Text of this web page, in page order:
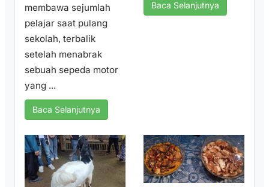
membawa sejumlah
pelajar saat pulang
sekolah, terbalik
setelah menabrak
sebuah sepeda motor
yang ...
Baca Selanjutnya
Baca Selanjutnya